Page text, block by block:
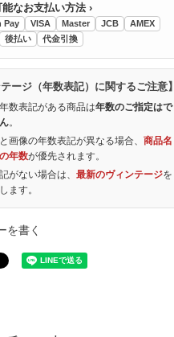
なお支払い方法 ›
Pay VISA Master JCB
AMEX
後払い 代金引換
テージ（年数表記）に関するご注意】
数表記がある商品は年数のご指定はで
。
画像の年数表記が異なる場合、商品名
年数が優先されます。
がない場合は、最新のヴィンテージを
ます。
を書く